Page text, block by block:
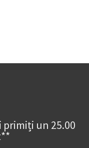
primiți un 25.00